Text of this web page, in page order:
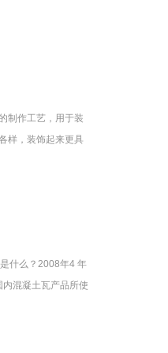
制作工艺，用于装
样，装饰起来更具
什么？2008年4 年
混凝土瓦产品所使